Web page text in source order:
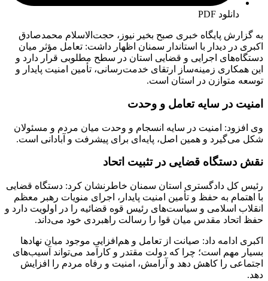
دانلود PDF
به گزارش پایگاه خبری صبح بخیر نیوز، حجت‌الاسلام محمدصادق
اکبری در دیدار با استاندار سمنان اظهار داشت: تعامل مؤثر میان
دستگاه‌های اجرایی و قضایی استان در سطح مطلوبی قرار دارد و
این همکاری زمینه‌ساز ارتقای خدمت‌رسانی، تأمین امنیت پایدار و
توسعه متوازن در استان است.
امنیت در سایه تعامل و وحدت
وی افزود: امنیت در سایه انسجام و وحدت میان مردم و مسئولان
شکل می‌گیرد و همین اصل، پایه‌ای برای پیشرفت و آبادانی است.
نقش دستگاه قضایی در تثبیت اتحاد
رئیس کل دادگستری استان سمنان خاطرنشان کرد: دستگاه قضایی
با اهتمام به حفظ و تأمین امنیت پایدار، اجرای منویات رهبر معظم
انقلاب اسلامی و سیاست‌های رئیس قوه قضائیه را در اولویت دارد و
حفظ اتحاد مقدس میان قوا را رسالت راهبردی خود می‌داند.
اکبری ادامه داد: صیانت از تعامل و هم‌افزایی موجود میان نهادها
بسیار مهم است؛ چرا که دولت مقتدر و کارآمد می‌تواند آسیب‌های
اجتماعی را کاهش دهد و آرامش، امنیت و رفاه مردم را افزایش
دهد.